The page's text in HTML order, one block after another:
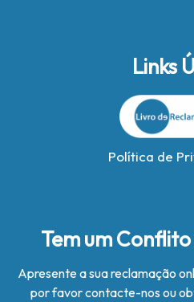
Links
Política de
Tem um
Apresente a sua reclamação
por favor contacte-nos ou